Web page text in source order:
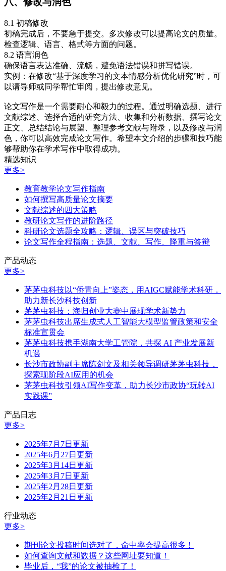
8.1 初稿修改
初稿完成后，不要急于提交。多次修改可以提高论文的质量。
检查逻辑、语言、格式等方面的问题。
8.2 语言润色
确保语言表达准确、流畅，避免语法错误和拼写错误。
实例：在修改“基于深度学习的文本情感分析优化研究”时，可
以请导师或同学帮忙审阅，提出修改意见。
论文写作是一个需要耐心和毅力的过程。通过明确选题、进行
文献综述、选择合适的研究方法、收集和分析数据、撰写论文
正文、总结结论与展望、整理参考文献与附录，以及修改与润
色，你可以高效完成论文写作。希望本文介绍的步骤和技巧能
够帮助你在学术写作中取得成功。
精选知识
更多>
教育教学论文写作指南
如何撰写高质量论文摘要
文献综述的四大策略
教研论文写作的进阶路径
科研论文选题全攻略：逻辑、误区与突破技巧
论文写作全程指南：选题、文献、写作、降重与答辩
产品动态
更多>
茅茅虫科技以“侨青向上”姿态，用AIGC赋能学术科研，
助力新长沙科技创新
茅茅虫科技：海归创业大赛中展现学术新势力
茅茅虫科技出席生成式人工智能大模型监管政策和安全
标准宣贯会
茅茅虫科技携手湖南大学工管院，共探 AI 产业发展新
机遇
长沙市政协副主席陈剑文及相关领导调研茅茅虫科技，
探索现阶段AI应用的机会
茅茅虫科技引领AI写作变革，助力长沙市政协“玩转AI
实践课”
产品日志
更多>
2025年7月7日更新
2025年6月27日更新
2025年3月14日更新
2025年3月7日更新
2025年2月28日更新
2025年2月21日更新
行业动态
更多>
期刊论文投稿时间选对了，命中率会提高很多！
如何查询文献和数据？这些网址要知道！
毕业后，“我”的论文被抽检了！